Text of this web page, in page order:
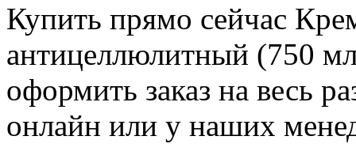
Купить прямо сейчас
антицеллюлитный (750
оформить заказ на весь
онлайн или у наших